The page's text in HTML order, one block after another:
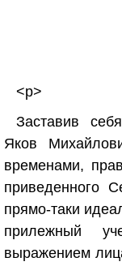
<p>
Заставив
Яков
временами,
приведенного
прямо-таки
прилежный
выражением